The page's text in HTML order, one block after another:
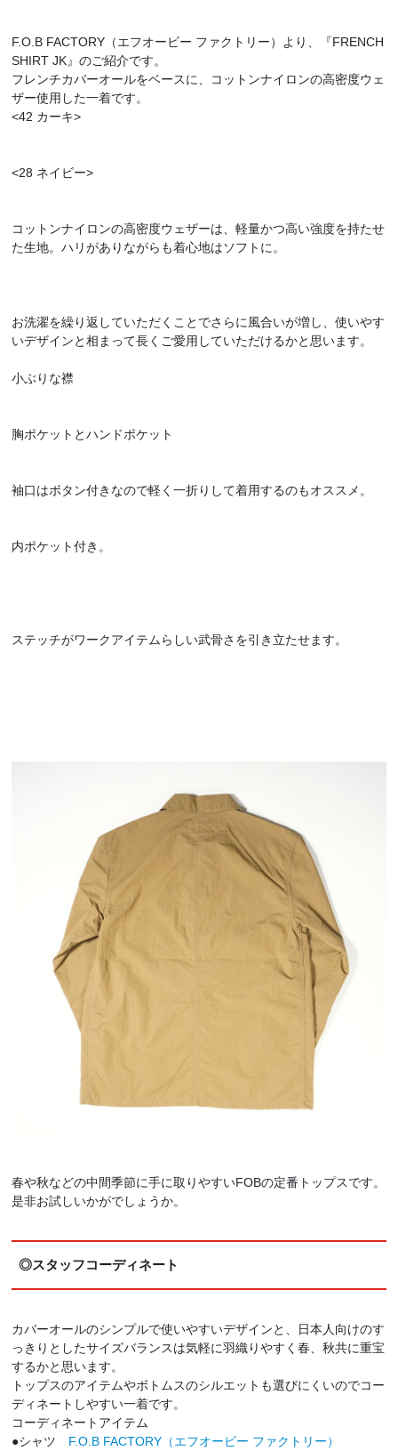
F.O.B FACTORY（エフオービー ファクトリー）より、『FRENCH
SHIRT JK』のご紹介です。
フレンチカバーオールをベースに、コットンナイロンの高密度ウェ
ザー使用した一着です。
<42 カーキ>
<28 ネイビー>
コットンナイロンの高密度ウェザーは、軽量かつ高い強度を持たせ
た生地。ハリがありながらも着心地はソフトに。
お洗濯を繰り返していただくことでさらに風合いが増し、使いやす
いデザインと相まって長くご愛用していただけるかと思います。
小ぶりな襟
胸ポケットとハンドポケット
袖口はボタン付きなので軽く一折りして着用するのもオススメ。
内ポケット付き。
ステッチがワークアイテムらしい武骨さを引き立たせます。
春や秋などの中間季節に手に取りやすいFOBの定番トップスです。
是非お試しいかがでしょうか。
◎スタッフコーディネート
カバーオールのシンプルで使いやすいデザインと、日本人向けのす
っきりとしたサイズバランスは気軽に羽織りやすく春、秋共に重宝
するかと思います。
トップスのアイテムやボトムスのシルエットも選びにくいのでコー
ディネートしやすい一着です。
コーディネートアイテム
●シャツ F.O.B FACTORY（エフオービー ファクトリー）